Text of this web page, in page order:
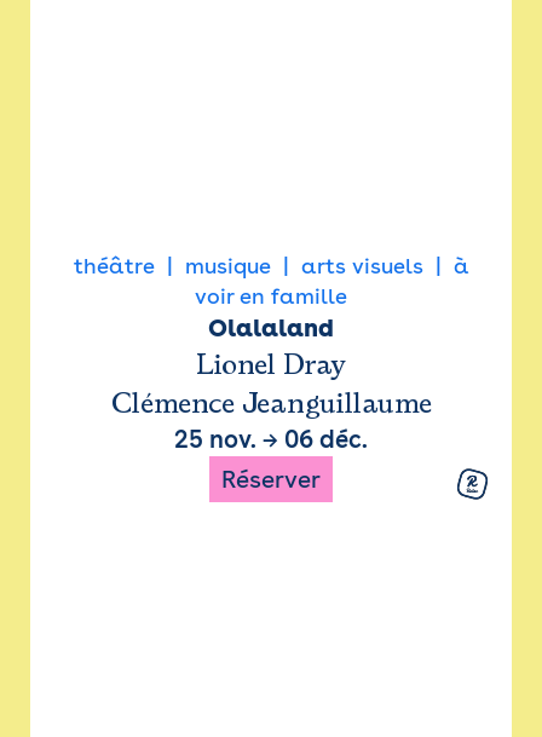
théâtre musique arts visuels
à
voir en famille
Olalaland
Lionel Dray
Clémence Jeanguillaume
25 nov. → 06 déc.
Réserver